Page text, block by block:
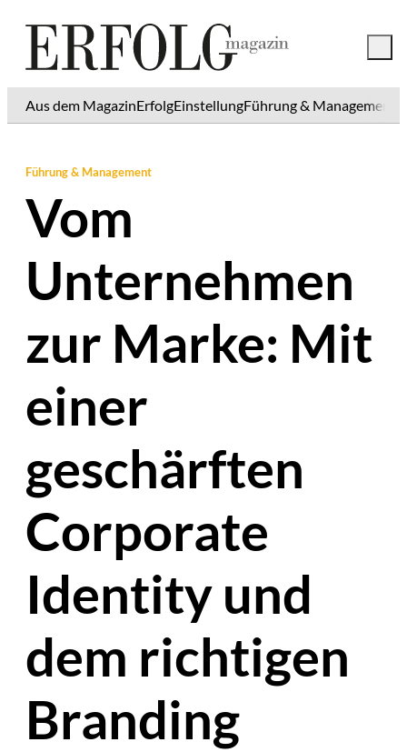
Aus dem MagazinErfolgEinstellungFührung & Management
Führung & Management
Vom
Unternehmen
zur Marke: Mit
einer
geschärften
Corporate
Identity und
dem richtigen
Branding